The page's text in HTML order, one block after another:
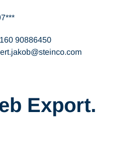
90886450
steinco com
Export.